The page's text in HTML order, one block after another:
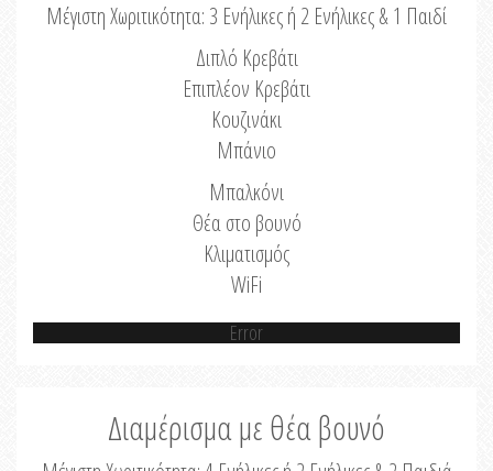
Μέγιστη Χωριτικότητα: 3 Ενήλικες ή 2 Ενήλικες & 1 Παιδί
Διπλό Κρεβάτι
Επιπλέον Κρεβάτι
Κουζινάκι
Μπάνιο
Μπαλκόνι
Θέα στο βουνό
Κλιματισμός
WiFi
Error
Διαμέρισμα με θέα βουνό